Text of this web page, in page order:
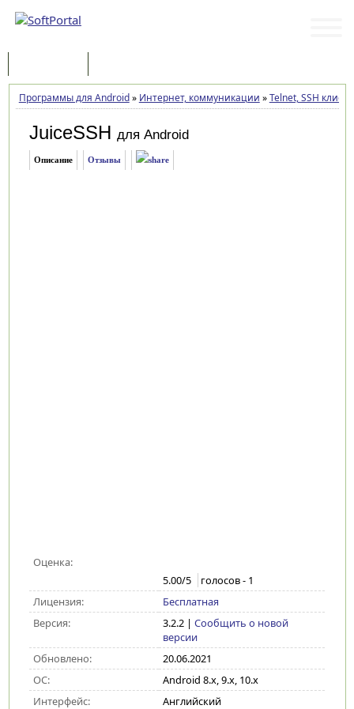
Программы для Android» Интернет, коммуникации »Telnet, SSH
JuiceSSH для Android
Описание Отзывы
Оценка:
5.00/5 голосов - 1
Лицензия:
Бесплатная
Версия:
3.2.2| Сообщить о новой
версии
Обновлено:
20.06.2021
ОС:
Android 8.x, 9.x, 10.x
Интерфейс:
Английский